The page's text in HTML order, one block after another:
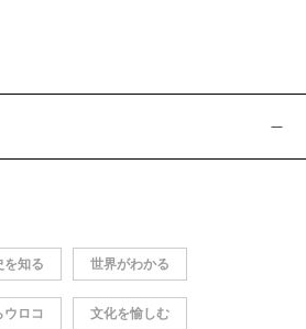
を知る 世界がわかる
ウロコ 文化を愉しむ